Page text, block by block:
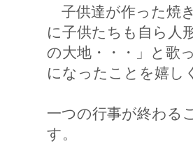
子供達が作った焼
に子供たちも自ら人
の大地・・・」と歌
になったことを嬉し
一つの行事が終わる
す。